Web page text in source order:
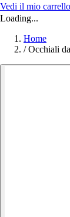
Vedi il mio carrello
Loading...
Home
/ Occhiali